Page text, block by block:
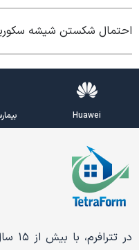
احتمال شکستن شیشه
Huawei
در تترافرم، با بیش از ۱۵ سال تجربه، انواع